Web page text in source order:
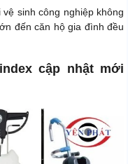
sinh công nghiệp không
đến căn hộ gia đình đều
cập nhật mới